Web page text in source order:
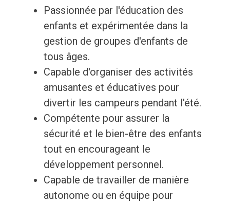
Passionnée par l'éducation des
enfants et expérimentée dans la
gestion de groupes d'enfants de
tous âges.
Capable d'organiser des activités
amusantes et éducatives pour
divertir les campeurs pendant l'été.
Compétente pour assurer la
sécurité et le bien-être des enfants
tout en encourageant le
développement personnel.
Capable de travailler de manière
autonome ou en équipe pour